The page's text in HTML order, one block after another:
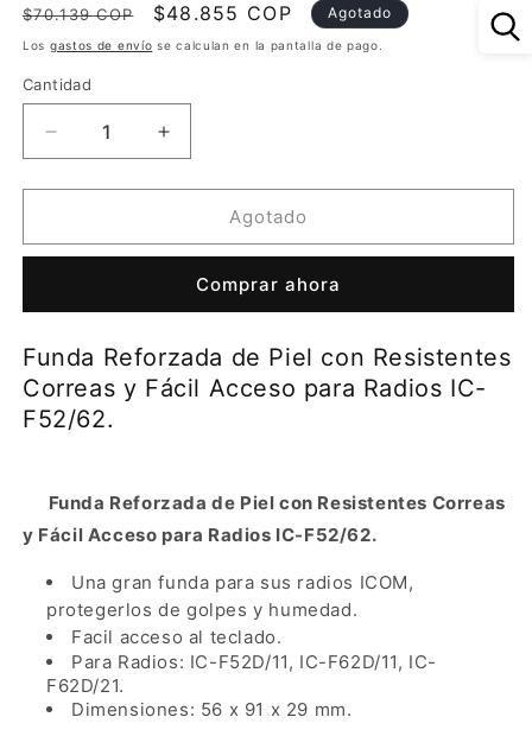
Precio
habitual
$70.139 COP
Precio
de
$48.855 COP Agotado
Los gastos de envío se calculan en la pantalla de pago.
Cantidad
Reducir
cantidad
para
Reforzada
con
Resistentes
Correas
y
Fácil
Radios
IC-
F52/62.
Aumentar
cantidad
para
Reforzada
Piel
con
Correas
y
Radios
IC-
F52/62.
Agotado
Comprar ahora
Funda Reforzada de Piel con Resistentes
Correas y Fácil Acceso para Radios IC-
F52/62.
Funda Reforzada de Piel con Resistentes Correas
y Fácil Acceso para Radios IC-F52/62.
Una gran funda para sus radios ICOM,
protegerlos de golpes y humedad.
Facil acceso al teclado.
Para Radios: IC-F52D/11, IC-F62D/11, IC-
F62D/21.
Dimensiones: 56 x 91 x 29 mm.